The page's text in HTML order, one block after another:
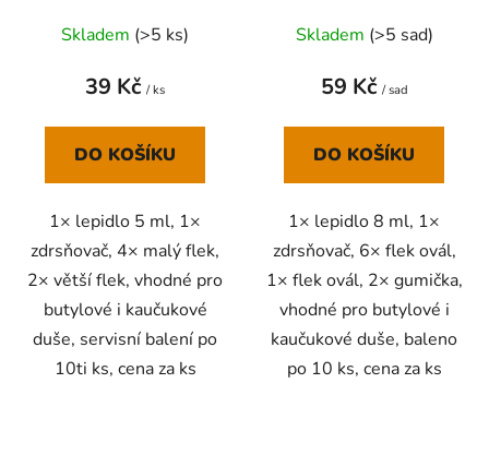
Skladem (>5 ks)
39 Kč / ks
DO KOŠÍKU
1× lepidlo 5 ml, 1×
zdrsňovač, 4× malý flek,
2× větší flek, vhodné pro
butylové i kaučukové
duše, servisní balení po
10ti ks, cena za ks
Skladem (>5 sad)
59 Kč / sad
DO KOŠÍKU
1× lepidlo 8 ml, 1×
zdrsňovač, 6× flek ovál,
1× flek ovál, 2× gumička,
vhodné pro butylové i
kaučukové duše, baleno
po 10 ks, cena za ks